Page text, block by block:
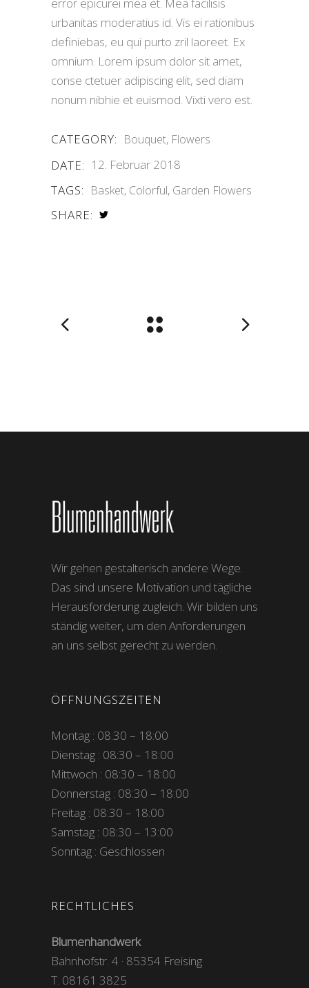
urbanitas moderatius id. Vis ei rationibus
definiebas, eu qui purto zril laoreet. Ex
omnium. Lorem ipsum dolor sit amet,
conse ctetuer adipiscing elit, sed diam
nonum nibhie et euismod. Vixti vero est.
CATEGORY: Bouquet Flowers
DATE: 12. Februar 2018
TAGS: Basket Colorful Garden Flowers
SHARE:
Wir gehen gestalterisch andere Wege.
Das sind unsere Motivation und tägliche
Herausforderung zugleich. Wir bilden uns
ständig weiter, um den Anforderungen
an uns selbst gerecht zu werden.
ÖFFNUNGSZEITEN
Montag : 08:30 – 18:00
Dienstag : 08:30 – 18:00
Mittwoch : 08:30 – 18:00
Donnerstag : 08:30 – 18:00
Freitag : 08:30 – 18:00
Samstag : 08:30 – 13:00
Sonntag : Geschlossen
RECHTLICHES
Blumenhandwerk
Bahnhofstr. 4 · 85354 Freising
T. 08161 3825